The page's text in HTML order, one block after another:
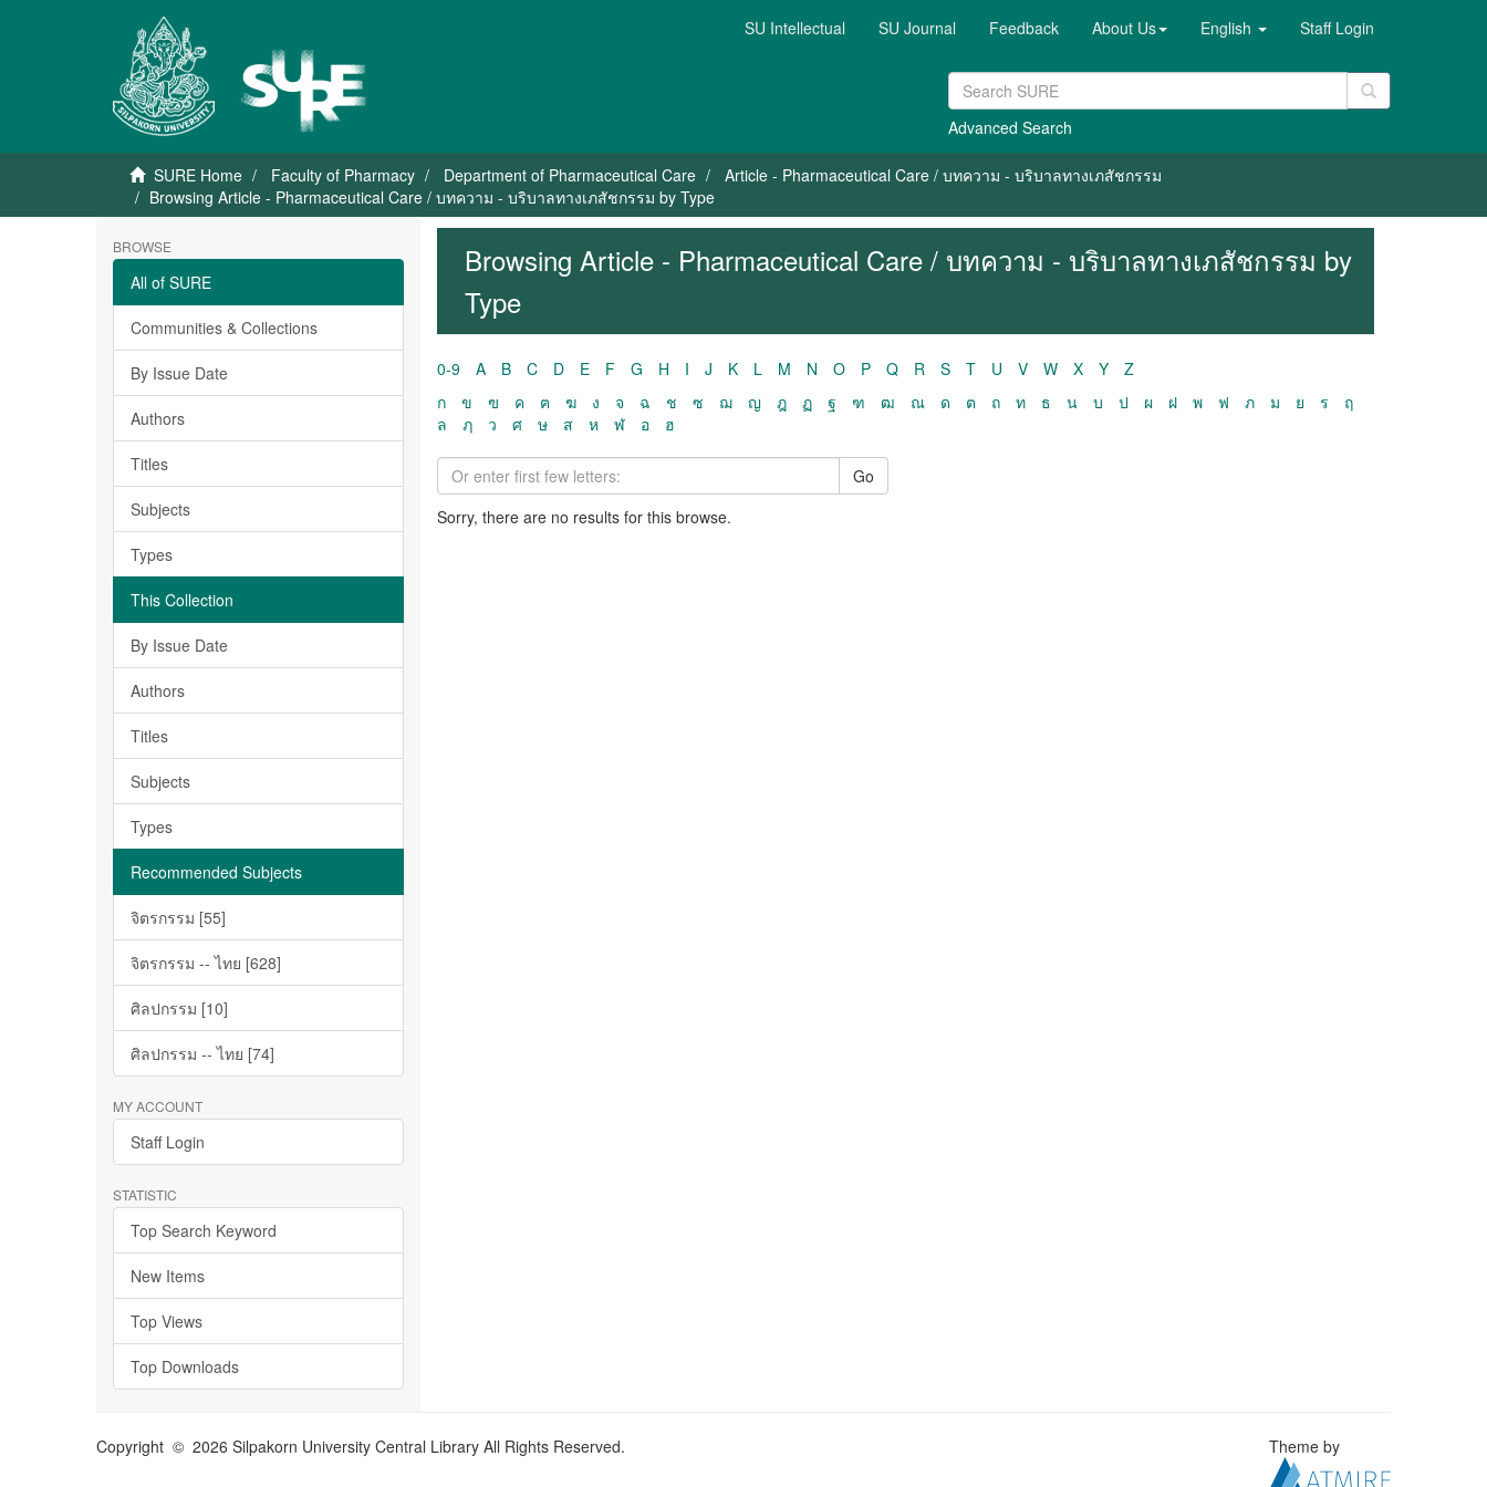
SU Intellectual SU Journal Feedback About Us English Staff Login
Advanced Search
SURE Home Faculty of Pharmacy Department of Pharmaceutical Care
Article - Pharmaceutical Care / บทความ - บริบาลทางเภสัชกรรม
Browsing Article - Pharmaceutical Care / บทความ - บริบาลทางเภสัชกรรม by Type
BROWSE
All of SURE
Communities & Collections
By Issue Date
Authors
Titles
Subjects
Types
This Collection
By Issue Date
Authors
Titles
Subjects
Types
Recommended Subjects
จิตรกรรม [55]
จิตรกรรม -- ไทย [628]
ศิลปกรรม [10]
ศิลปกรรม -- ไทย [74]
MY ACCOUNT
Staff Login
STATISTIC
Top Search Keyword
New Items
Top Views
Top Downloads
Browsing Article - Pharmaceutical Care / บทความ - บริบาลทางเภสัชกรรม by
Type
0-9 A B C D E F G H I J K L M N O P Q R S T U V W X Y
Z
ก
ข ฃ ค ฅ ฆ ง จ ฉ ช ซ ฌ ญ ฎ ฏ ฐ ฑ ฒ ณ ด ต ถ ท ธ น บ ป ผ ฝ พ ฟ ภ ม ย ร
ฤ
ล
ฦ ว ศ ษ ส ห ฬ อ ฮ
Go
Sorry, there are no results for this browse.
Copyright © 2026 Silpakorn University Central Library All Rights Reserved. Theme by